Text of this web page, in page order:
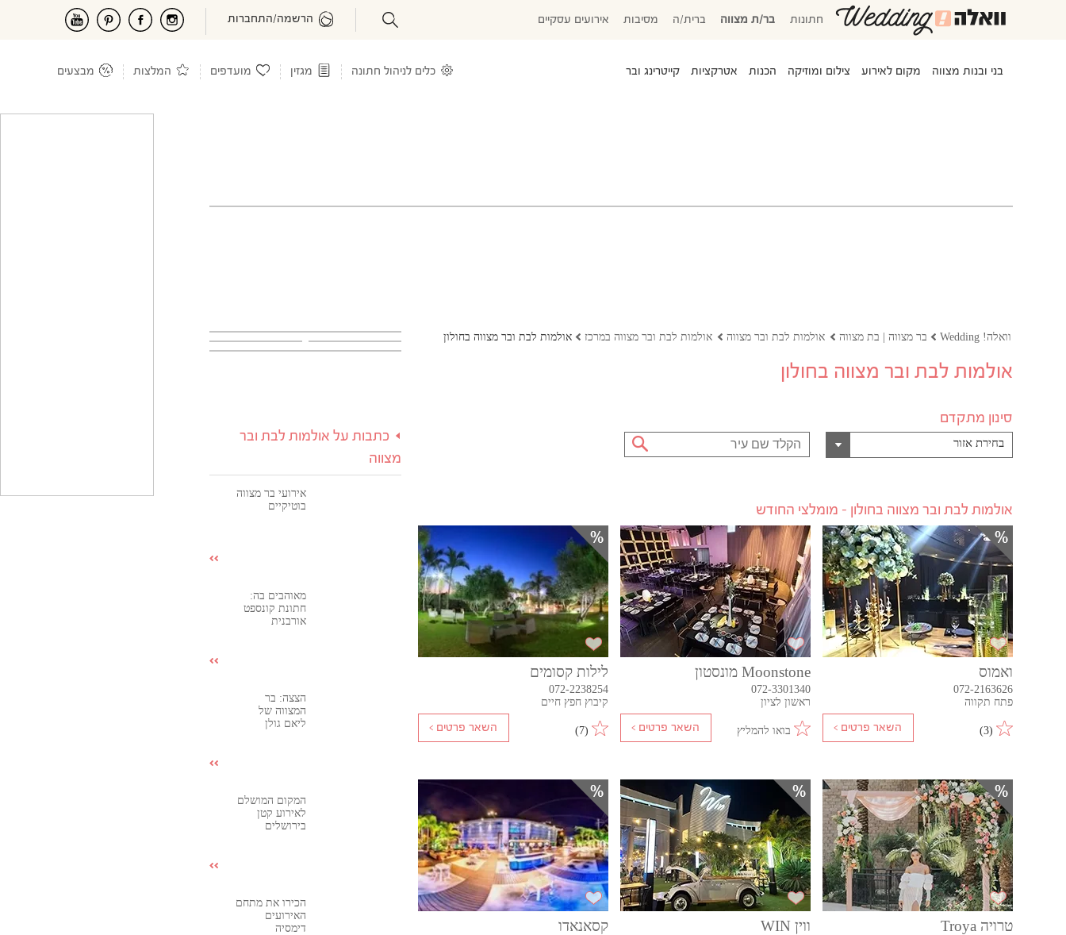
חתונות בר/ת מצווה ברית/ה מסיבות אירועים עסקיים הרשמה/התחברות
בני ובנות מצווה מקום לאירוע צילום ומוזיקה הכנות אטרקציות קייטרינג ובר בר מצווה בכותל
כלים לניהול חתונה מגזין מועדפים המלצות מבצעים
וואלה! Wedding בר מצווה | בת מצווה אולמות לבת ובר מצווה אולמות לבת ובר מצווה במרכז אולמות לבת ובר מצווה בחולון
אולמות לבת ובר מצווה בחולון
סינון מתקדם
בחירת אזור
אולמות לבת ובר מצווה בחולון - מומלצי החודש
ואמוס
072-2163626
פתח תקווה
(
3
)
Moonstone מונסטון
072-3301340
ראשון לציון
בואו להמליץ
לילות קסומים
072-2238254
קיבוץ חפץ חיים
(
7
)
טרויה Troya ווין WIN קסאנאדו
כתבות על אולמות לבת ובר
מצווה
אירועי בר מצווה
בוטיקיים
מאוהבים בה:
חתונת קונספט
אורבנית
הצצה: בר
המצווה של
ליאם גולן
המקום המושלם
לאירוע קטן
בירושלים
הכירו את מתחם
האירועים
דימסיה